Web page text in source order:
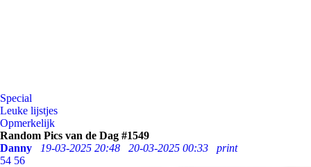
Special
Leuke lijstjes
Opmerkelijk
Random Pics van de Dag #1549
Danny
19-03-2025 20:48 20-03-2025 00:33
print
54 56